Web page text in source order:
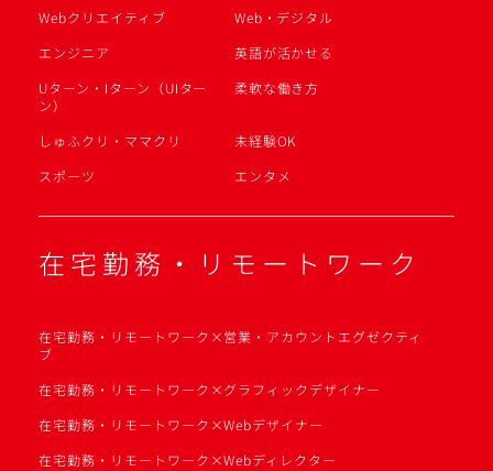
Webクリエイティブ
Web・デジタル
エンジニア
英語が活かせる
Uターン・Iターン（UIター
ン）
柔軟な働き方
しゅふクリ・ママクリ
未経験OK
スポーツ
エンタメ
在宅勤務・リモートワーク
在宅勤務・リモートワーク×営業・アカウントエグゼクティ
ブ
在宅勤務・リモートワーク×グラフィックデザイナー
在宅勤務・リモートワーク×Webデザイナー
在宅勤務・リモートワーク×Webディレクター